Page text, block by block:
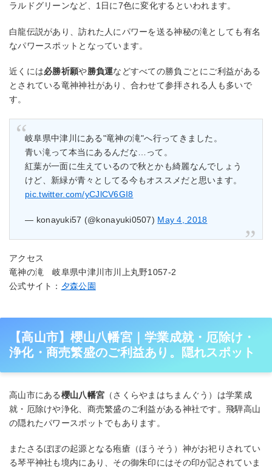
ラルドグリーンなど、1日に7色に変化するといわれます。
白龍伝説があり、訪れた人にパワーを送る神秘の滝としても有名
なパワースポットとなっています。
近くには必勝祈願や勝負運などすべての勝負ごとにご利益がある
とされている竜神神社があり、合わせて参拝される人も多いで
す。
岐阜県中津川にある"竜神の滝"へ行ってきました。
青い滝って本当にあるんだな…って。
紅葉が一面に生えているので秋とかも綺麗なんでしょう
けど、新緑が青々としてる今もオススメだと思います。
pic.twitter.com/yCJlCV6GI8
— konayuki57 (@konayuki0507) May 4, 2018
アクセス
竜神の滝 岐阜県中津川市川上丸野1057-2
公式サイト： 夕森公園
【高山市】櫻山八幡宮｜学業成就・厄除け・
浄化・商売繁盛のご利益あり。隠れスポット
高山市にある櫻山八幡宮 （さくらやまはちまんぐう）は学業成
就・厄除けや浄化、商売繁盛のご利益がある神社です。飛騨高山
の隠れたパワースポットでもあります。
またさるぼぼの起源となる疱瘡（ほうそう）神がお祀りされてい
る琴平神社も境内にあり、その御朱印にはその印が記されていま